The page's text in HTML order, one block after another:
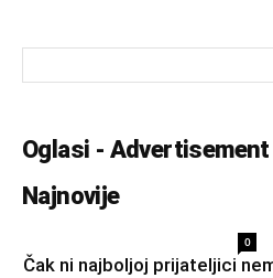
Oglasi - Advertisement
Najnovije
0
Čak ni najboljoj prijateljici